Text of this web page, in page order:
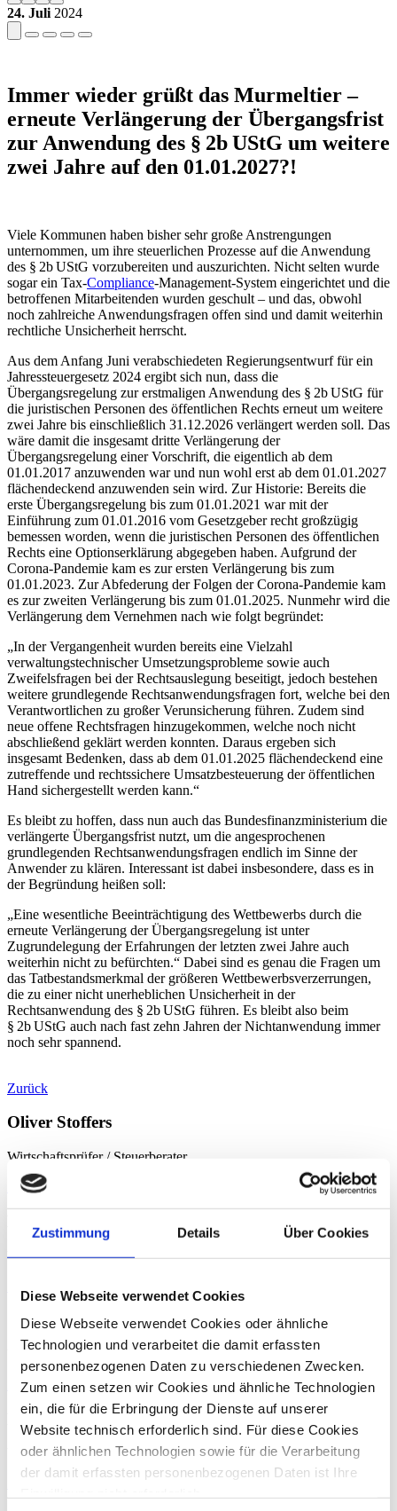
Zustimmung Details Über Cookies
Diese Webseite verwendet Cookies
Diese Webseite verwendet Cookies oder ähnliche
Technologien und verarbeitet die damit erfassten
personenbezogenen Daten zu verschiedenen Zwecken.
Zum einen setzen wir Cookies und ähnliche Technologien
ein, die für die Erbringung der Dienste auf unserer
Website technisch erforderlich sind. Für diese Cookies
oder ähnlichen Technologien sowie für die Verarbeitung
der damit erfassten personenbezogenen Daten ist Ihre
24. Juli 2024
Immer wieder grüßt das Murmeltier –
erneute Verlängerung der Übergangsfrist
zur Anwendung des § 2b UStG um weitere
zwei Jahre auf den 01.01.2027?!
Viele Kommunen haben bisher sehr große Anstrengungen
unternommen, um ihre steuerlichen Prozesse auf die Anwendung
des § 2b UStG vorzubereiten und auszurichten. Nicht selten wurde
sogar ein Tax-Compliance-Management-System eingerichtet und die
betroffenen Mitarbeitenden wurden geschult – und das, obwohl
noch zahlreiche Anwendungsfragen offen sind und damit weiterhin
rechtliche Unsicherheit herrscht.
Aus dem Anfang Juni verabschiedeten Regierungsentwurf für ein
Jahressteuergesetz 2024 ergibt sich nun, dass die
Übergangsregelung zur erstmaligen Anwendung des § 2b UStG für
die juristischen Personen des öffentlichen Rechts erneut um weitere
zwei Jahre bis einschließlich 31.12.2026 verlängert werden soll. Das
wäre damit die insgesamt dritte Verlängerung der
Übergangsregelung einer Vorschrift, die eigentlich ab dem
01.01.2017 anzuwenden war und nun wohl erst ab dem 01.01.2027
flächendeckend anzuwenden sein wird. Zur Historie: Bereits die
erste Übergangsregelung bis zum 01.01.2021 war mit der
Einführung zum 01.01.2016 vom Gesetzgeber recht großzügig
bemessen worden, wenn die juristischen Personen des öffentlichen
Rechts eine Optionserklärung abgegeben haben. Aufgrund der
Corona-Pandemie kam es zur ersten Verlängerung bis zum
01.01.2023. Zur Abfederung der Folgen der Corona-Pandemie kam
es zur zweiten Verlängerung bis zum 01.01.2025. Nunmehr wird die
Verlängerung dem Vernehmen nach wie folgt begründet:
„In der Vergangenheit wurden bereits eine Vielzahl
verwaltungstechnischer Umsetzungsprobleme sowie auch
Zweifelsfragen bei der Rechtsauslegung beseitigt, jedoch bestehen
weitere grundlegende Rechtsanwendungsfragen fort, welche bei den
Verantwortlichen zu großer Verunsicherung führen. Zudem sind
neue offene Rechtsfragen hinzugekommen, welche noch nicht
abschließend geklärt werden konnten. Daraus ergeben sich
insgesamt Bedenken, dass ab dem 01.01.2025 flächendeckend eine
zutreffende und rechtssichere Umsatzbesteuerung der öffentlichen
Hand sichergestellt werden kann.“
Es bleibt zu hoffen, dass nun auch das Bundesfinanzministerium die
verlängerte Übergangsfrist nutzt, um die angesprochenen
grundlegenden Rechtsanwendungsfragen endlich im Sinne der
Anwender zu klären. Interessant ist dabei insbesondere, dass es in
der Begründung heißen soll:
„Eine wesentliche Beeinträchtigung des Wettbewerbs durch die
erneute Verlängerung der Übergangsregelung ist unter
Zugrundelegung der Erfahrungen der letzten zwei Jahre auch
weiterhin nicht zu befürchten.“ Dabei sind es genau die Fragen um
das Tatbestandsmerkmal der größeren Wettbewerbsverzerrungen,
die zu einer nicht unerheblichen Unsicherheit in der
Rechtsanwendung des § 2b UStG führen. Es bleibt also beim
§ 2b UStG auch nach fast zehn Jahren der Nichtanwendung immer
noch sehr spannend.
Zurück
Oliver Stoffers
Wirtschaftsprüfer / Steuerberater
Zum Profil von Oliver Stoffers
Wirtschaftsprüfer / Steuerberater
Sebastian Welling
Wirtschaftsprüfer / Steuerberater
Zum Profil von Sebastian Welling
Klaus Schmitz-Toenneßen
Wirtschaftsprüfer, Steuerberater
Zum Profil von Klaus Schmitz-Toenneßen